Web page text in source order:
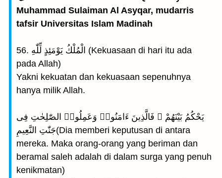
Muhammad Sulaiman Al Asyqar, mudarris
tafsir Universitas Islam Madinah
56. الْمُلْكُ يَوْمَئِذٍ لِّلّٰهِ (Kekuasaan di hari itu ada
pada Allah)
Yakni kekuatan dan kekuasaan sepenuhnya
hanya milik Allah.
يَحْكُمُ بَيْنَهُمْ ۚ فَالَّذِينَ ءَامَنُوا۟ وَعَمِلُوا۟ الصّٰلِحٰتِ فِى
جَنّٰتِ النَّعِيمِ(Dia memberi keputusan di antara
mereka. Maka orang-orang yang beriman dan
beramal saleh adalah di dalam surga yang penuh
kenikmatan)